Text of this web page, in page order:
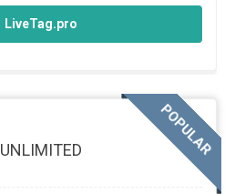
LiveTag.pro
UNLIMITED POPULAR